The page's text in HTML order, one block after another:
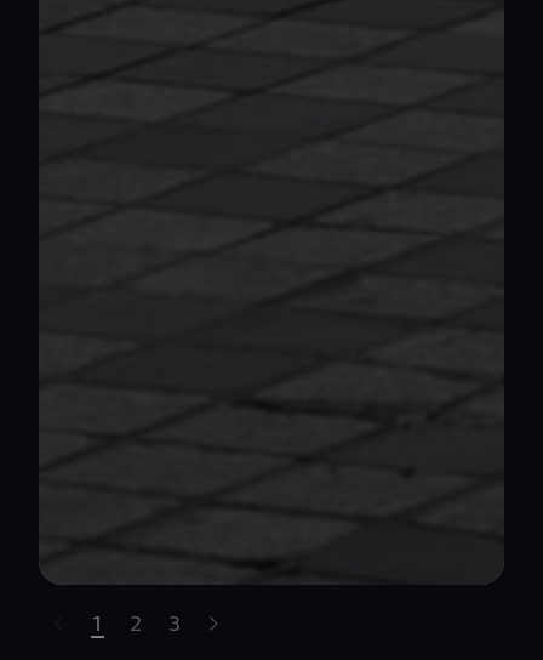
highlights.skipLinkText__
1 2 3